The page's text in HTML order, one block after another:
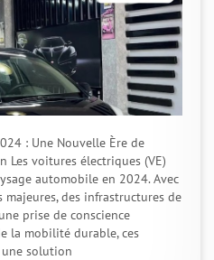
: Une Nouvelle Ère de
voitures électriques (VE)
automobile en 2024. Avec
des infrastructures de
prise de conscience
la mobilité durable, ces
une solution